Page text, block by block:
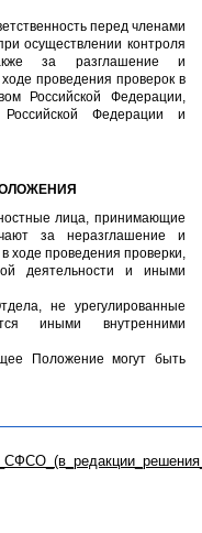
перед членами
осуществлении контроля
за разглашение и
проведения проверок в
Российской Федерации,
Федерации и
лица, принимающие
за неразглашение и
ходе проведения проверки,
деятельности и иными
не урегулированные
иными внутренними
Положение могут быть